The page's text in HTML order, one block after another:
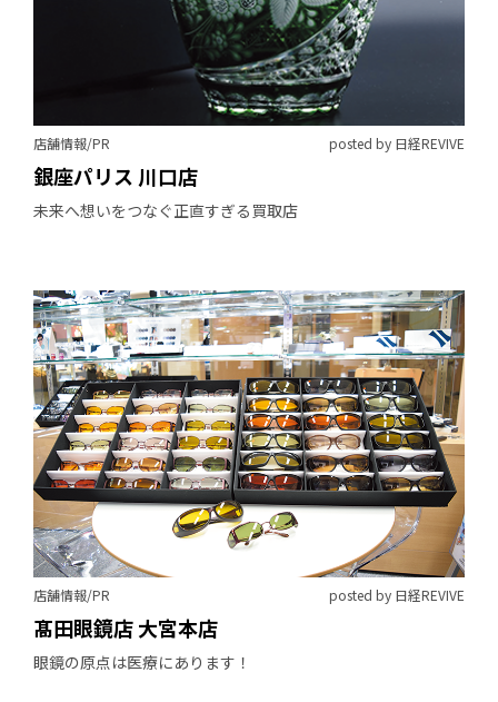
店舗情報/PR posted by 日経REVIVE
銀座パリス 川口店
未来へ想いをつなぐ正直すぎる買取店
店舗情報/PR posted by 日経REVIVE
髙田眼鏡店 大宮本店
眼鏡の原点は医療にあります！